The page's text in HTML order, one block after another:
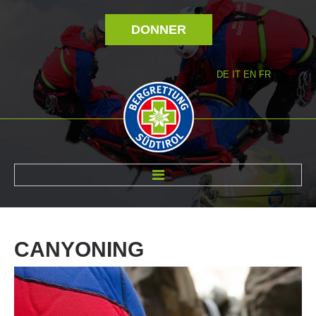
DONNER
DE IT EN FR
CANYONING